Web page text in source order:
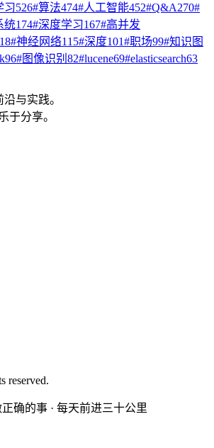
习526#算法474#人工智能452#Q&A270#
统174#深度学习167#高并发
#神经网络115#深度101#职场99#知识图
96#图像识别 82#lucene69#elasticsearch63
与实践。
于分享。
reserved.
确的事 · 每天前进三十公里